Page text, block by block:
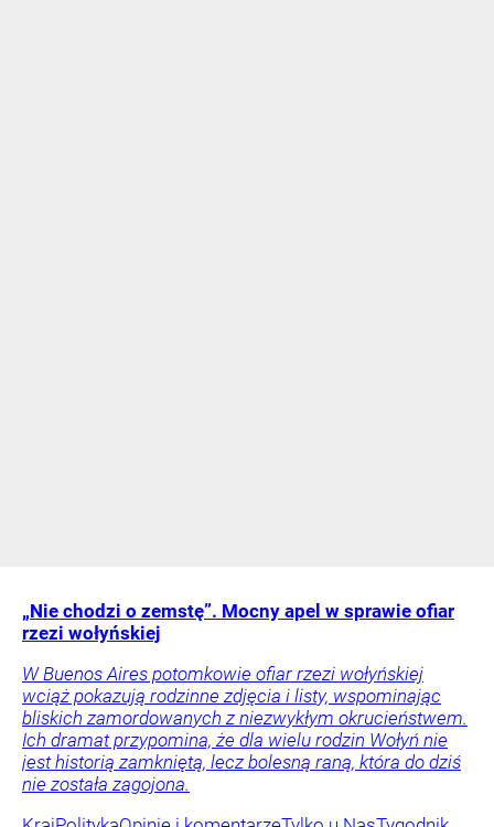
„Nie chodzi o zemstę”. Mocny apel w sprawie ofiar
rzezi wołyńskiej
W Buenos Aires potomkowie ofiar rzezi wołyńskiej
wciąż pokazują rodzinne zdjęcia i listy, wspominając
bliskich zamordowanych z niezwykłym okrucieństwem.
Ich dramat przypomina, że dla wielu rodzin Wołyń nie
jest historią zamkniętą, lecz bolesną raną, która do dziś
nie została zagojona.